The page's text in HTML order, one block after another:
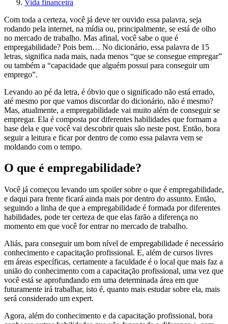
Vida financeira
Com toda a certeza, você já deve ter ouvido essa palavra, seja
rodando pela internet, na mídia ou, principalmente, se está de olho
no mercado de trabalho. Mas afinal, você sabe o que é
empregabilidade? Pois bem… No dicionário, essa palavra de 15
letras, significa nada mais, nada menos “que se consegue empregar”
ou também a “capacidade que alguém possui para conseguir um
emprego”.
Levando ao pé da letra, é óbvio que o significado não está errado,
até mesmo por que vamos discordar do dicionário, não é mesmo?
Mas, atualmente, a empregabilidade vai muito além de conseguir se
empregar. Ela é composta por diferentes habilidades que formam a
base dela e que você vai descobrir quais são neste post. Então, bora
seguir a leitura e ficar por dentro de como essa palavra vem se
moldando com o tempo.
O que é empregabilidade?
Você já começou levando um spoiler sobre o que é empregabilidade,
e daqui para frente ficará ainda mais por dentro do assunto. Então,
seguindo a linha de que a empregabilidade é formada por diferentes
habilidades, pode ter certeza de que elas farão a diferença no
momento em que você for entrar no mercado de trabalho.
Aliás, para conseguir um bom nível de empregabilidade é necessário
conhecimento e capacitação profissional. E, além de cursos livres
em áreas específicas, certamente a faculdade é o local que mais faz a
união do conhecimento com a capacitação profissional, uma vez que
você está se aprofundando em uma determinada área em que
futuramente irá trabalhar, isto é, quanto mais estudar sobre ela, mais
será considerado um expert.
Agora, além do conhecimento e da capacitação profissional, bora